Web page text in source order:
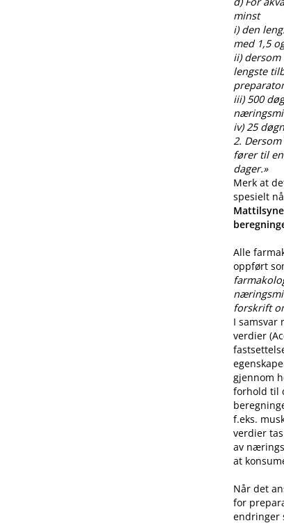
minst
i) den
med 1,5
ii)
lengste
iii) 500
iv) 25
2.
fører til
dager.»
Merk at
spesielt
Alle
oppført
forskrift
I samsvar
verdier
gjennom
forhold til
f.eks.
verdier
av
at
Når det
for
endringer